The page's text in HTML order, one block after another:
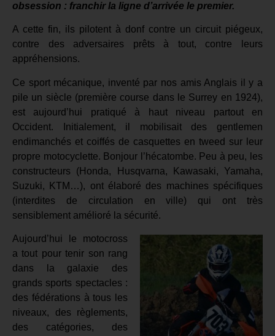
obsession : franchir la ligne d’arrivée le premier.
A cette fin, ils pilotent à donf contre un circuit piégeux,
contre des adversaires prêts à tout, contre leurs
appréhensions.
Ce sport mécanique, inventé par nos amis Anglais il y a
pile un siècle (première course dans le Surrey en 1924),
est aujourd’hui pratiqué à haut niveau partout en
Occident. Initialement, il mobilisait des gentlemen
endimanchés et coiffés de casquettes en tweed sur leur
propre motocyclette. Bonjour l’hécatombe. Peu à peu, les
constructeurs (Honda, Husqvarna, Kawasaki, Yamaha,
Suzuki, KTM…), ont élaboré des machines spécifiques
(interdites de circulation en ville) qui ont très
sensiblement amélioré la sécurité.
Aujourd’hui le motocross
a tout pour tenir son rang
dans la galaxie des
grands sports spectacles :
des fédérations à tous les
niveaux, des règlements,
des catégories, des